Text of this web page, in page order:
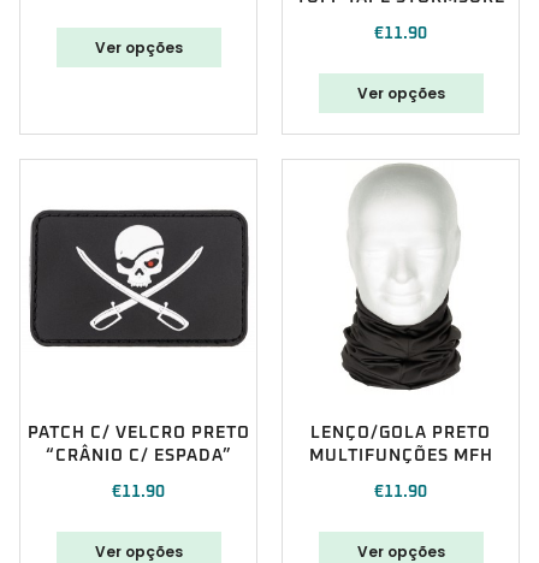
Ver opções
€11.90
Ver opções
PATCH C/ VELCRO PRETO
“CRÂNIO C/ ESPADA”
€11.90
Ver opções
LENÇO/GOLA PRETO
MULTIFUNÇÕES MFH
€11.90
Ver opções